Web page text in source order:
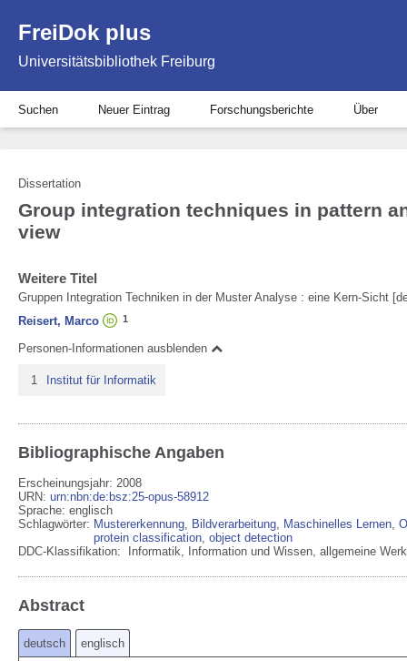
FreiDok plus
Universitätsbibliothek Freiburg
Suchen Neuer Eintrag Forschungsberichte Über
Dissertation
Group integration techniques in pattern
view
Weitere Titel
Gruppen Integration Techniken in der Muster Analyse : eine Kern-Sicht
Reisert, Marco
1
Personen-Informationen ausblenden
1 Institut für Informatik
Bibliographische Angaben
Erscheinungsjahr: 2008
URN: urn:nbn:de:bsz:25-opus-58912
Sprache: englisch
Schlagwörter: Mustererkennung, Bildverarbeitung, Maschinelles Lernen,
protein classification, object detection
DDC-Klassifikation:
Informatik, Information und Wissen, allgemeine
Abstract
deutsch
englisch